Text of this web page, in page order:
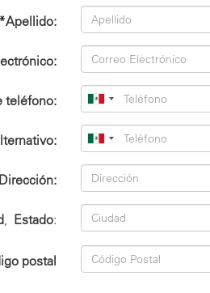
*Apellido:
teléfono:
Dirección:
, Estado:
postal